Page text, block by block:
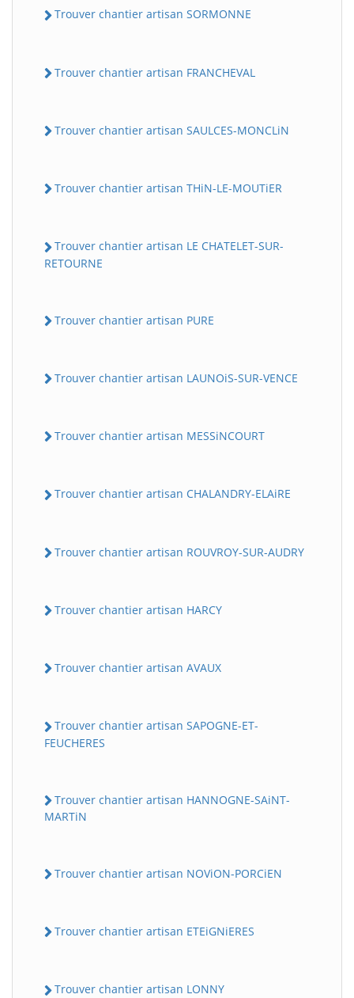
Trouver chantier artisan SORMONNE
Trouver chantier artisan FRANCHEVAL
Trouver chantier artisan SAULCES-MONCLiN
Trouver chantier artisan THiN-LE-MOUTiER
Trouver chantier artisan LE CHATELET-SUR-
RETOURNE
Trouver chantier artisan PURE
Trouver chantier artisan LAUNOiS-SUR-VENCE
Trouver chantier artisan MESSiNCOURT
Trouver chantier artisan CHALANDRY-ELAiRE
Trouver chantier artisan ROUVROY-SUR-AUDRY
Trouver chantier artisan HARCY
Trouver chantier artisan AVAUX
Trouver chantier artisan SAPOGNE-ET-
FEUCHERES
Trouver chantier artisan HANNOGNE-SAiNT-
MARTiN
Trouver chantier artisan NOViON-PORCiEN
Trouver chantier artisan ETEiGNiERES
Trouver chantier artisan LONNY